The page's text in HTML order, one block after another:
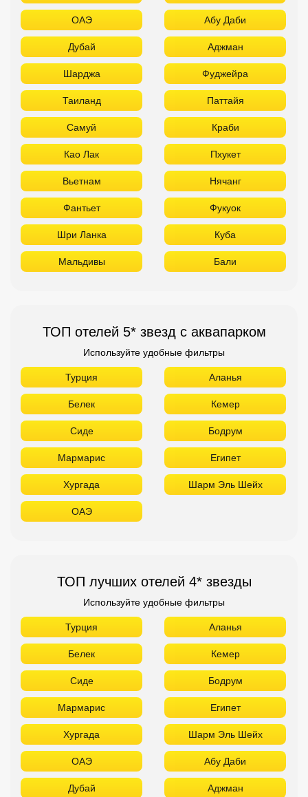
ОАЭ Абу Даби
Дубай Аджман
Шарджа Фуджейра
Таиланд Паттайя
Самуй Краби
Као Лак Пхукет
Вьетнам Нячанг
Фантьет Фукуок
Шри Ланка Куба
Мальдивы Бали
ТОП отелей 5* звезд с аквапарком
Используйте удобные фильтры
Турция Аланья
Белек Кемер
Сиде Бодрум
Мармарис Египет
Хургада Шарм Эль Шейх
ОАЭ
ТОП лучших отелей 4* звезды
Используйте удобные фильтры
Турция Аланья
Белек Кемер
Сиде Бодрум
Мармарис Египет
Хургада Шарм Эль Шейх
ОАЭ Абу Даби
Дубай Аджман